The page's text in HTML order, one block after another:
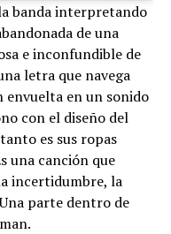
banda interpretando
de una
e inconfundible de
letra que navega
envuelta en un sonido
con el diseño del
es sus ropas
una canción que
incertidumbre, la
parte dentro de